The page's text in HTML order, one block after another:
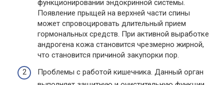
функционировании эндокринной системы.
Появление прыщей на верхней части спины
может спровоцировать длительный прием
гормональных средств. При активной выработке
андрогена кожа становится чрезмерно жирной,
что становится причиной закупорки пор.
Проблемы с работой кишечника. Данный орган